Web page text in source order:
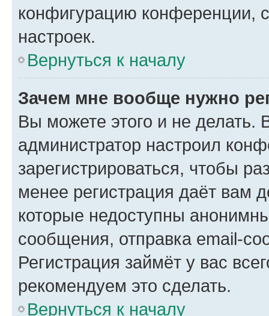
конфигурацию конференции,
настроек.
Вернуться к началу
Зачем мне вообще нужно
Вы можете этого и не делать.
администратор настроил
зарегистрироваться, чтобы
менее регистрация даёт вам
которые недоступны
сообщения, отправка email-
Регистрация займёт у вас
рекомендуем это сделать.
Вернуться к началу